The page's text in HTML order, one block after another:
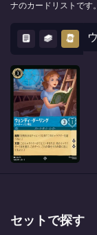
ナのカードリストです。
セットで探す